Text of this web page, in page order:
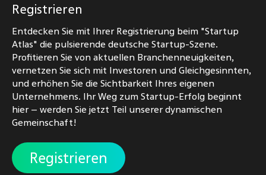
Registrieren
Entdecken Sie mit Ihrer Registrierung beim "Startup
Atlas" die pulsierende deutsche Startup-Szene.
Profitieren Sie von aktuellen Branchenneuigkeiten,
vernetzen Sie sich mit Investoren und Gleichgesinnten,
und erhöhen Sie die Sichtbarkeit Ihres eigenen
Unternehmens. Ihr Weg zum Startup-Erfolg beginnt
hier – werden Sie jetzt Teil unserer dynamischen
Gemeinschaft!
Registrieren